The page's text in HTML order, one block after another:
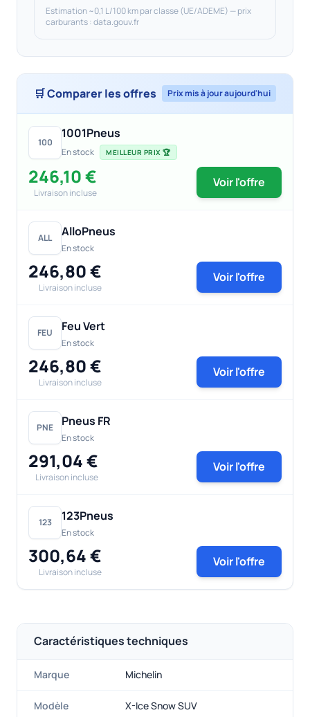
Estimation ~0,1 L/100 km par classe (UE/ADEME) — prix
carburants : data.gouv.fr
🛒 Comparer les offres Prix mis à jour aujourd'hui
100
1001Pneus
En stock MEILLEUR PRIX 🏆
246,10 €
Livraison incluse
Voir l'offre
ALL AlloPneus
En stock
246,80 €
Livraison incluse
Voir l'offre
FEU Feu Vert
En stock
246,80 €
Livraison incluse
Voir l'offre
PNE Pneus FR
En stock
291,04 €
Livraison incluse
Voir l'offre
123 123Pneus
En stock
300,64 €
Livraison incluse
Voir l'offre
Caractéristiques techniques
Marque Michelin
Modèle X-Ice Snow SUV